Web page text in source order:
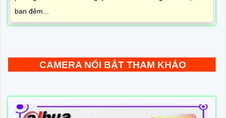
ban đêm...
CAMERA NỔI BẬT THAM KHẢO